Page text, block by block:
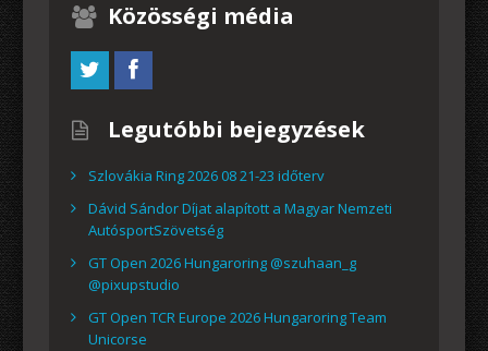
Közösségi média
Legutóbbi bejegyzések
Szlovákia Ring 2026 08 21-23 időterv
Dávid Sándor Díjat alapított a Magyar Nemzeti
AutósportSzövetség
GT Open 2026 Hungaroring @szuhaan_g
@pixupstudio
GT Open TCR Europe 2026 Hungaroring Team
Unicorse